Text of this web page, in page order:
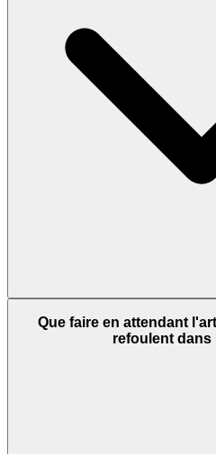
Que faire en attendant
refoulent dans